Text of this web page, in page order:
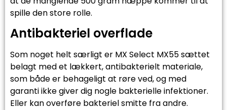
spille den store rolle.
Antibakteriel overflade
Som noget helt særligt er MX Select MX55 sættet
belagt med et lækkert, antibakterielt materiale,
som både er behageligt at røre ved, og med
garanti ikke giver dig nogle bakterielle infektioner.
Eller kan overføre bakteriel smitte fra andre.